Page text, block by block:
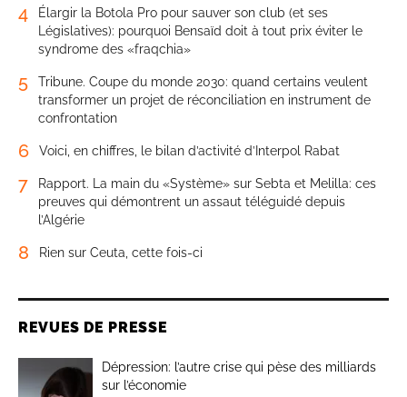
4
Élargir la Botola Pro pour sauver son club (et ses
Législatives): pourquoi Bensaïd doit à tout prix éviter le
syndrome des «fraqchia»
5
Tribune. Coupe du monde 2030: quand certains veulent
transformer un projet de réconciliation en instrument de
confrontation
6 Voici, en chiffres, le bilan d’activité d’Interpol Rabat
7
Rapport. La main du «Système» sur Sebta et Melilla: ces
preuves qui démontrent un assaut téléguidé depuis
l’Algérie
8 Rien sur Ceuta, cette fois-ci
REVUES DE PRESSE
Dépression: l’autre crise qui pèse des milliards
sur l’économie